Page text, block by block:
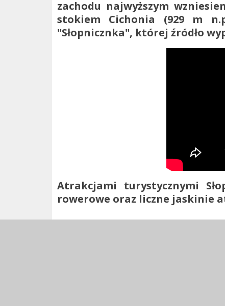
zachodu najwyższym
stokiem Cichonia (929 m
"Słopnicznka", której źródło
Atrakcjami turystycznymi
rowerowe oraz liczne jaskinie